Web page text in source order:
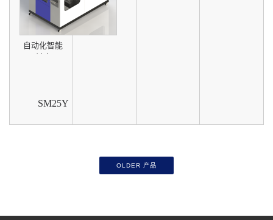
自动化智能
料库
SM25Y
OLDER 产品